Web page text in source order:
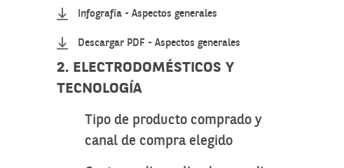
Infografía - Aspectos generales
Descargar PDF - Aspectos generales
2. ELECTRODOMÉSTICOS Y
TECNOLOGÍA
Tipo de producto comprado y
canal de compra elegido